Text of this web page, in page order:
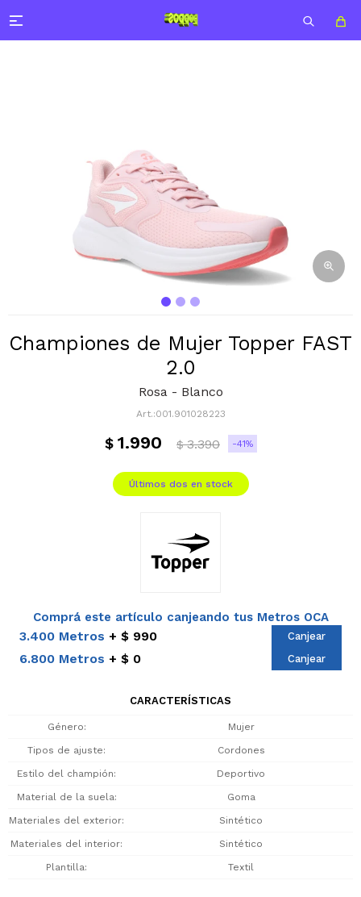

Championes de Mujer Topper FAST
2.0
Rosa - Blanco
001.901028223
$ 1.990 $ 3.390 41
Últimos dos en stock
Comprá este artículo canjeando tus Metros OCA
3.400 Metros $ 990 Canjear
6.800 Metros $ 0 Canjear
CARACTERÍSTICAS
Género Mujer
Tipos de ajuste Cordones
Estilo del champión Deportivo
Material de la suela Goma
Materiales del exterior Sintético
Materiales del interior Sintético
Plantilla Textil